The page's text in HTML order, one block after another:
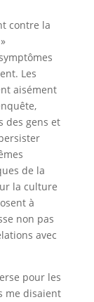
contre la
Les
aisément
des gens et
de la
la culture
à
non pas
avec
pour les
me disaient